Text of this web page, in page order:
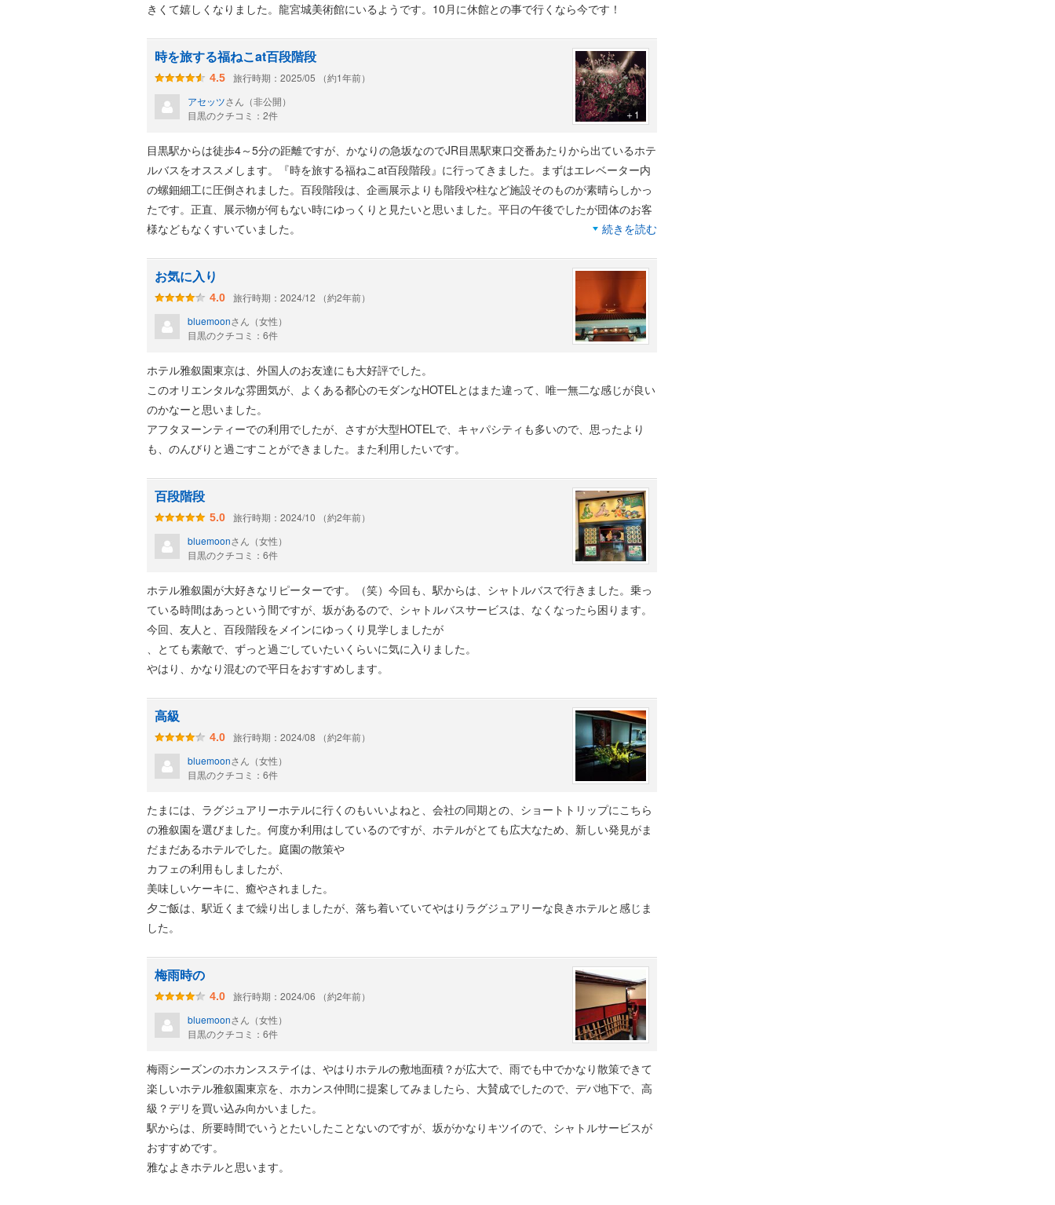
きくて嬉しくなりました。龍宮城美術館にいるようです。10月に休館との事で行くなら今です！
時を旅する福ねこat百段階段
4.5
旅行時期：2025/05 （約1年前）
アセッツさん（非公開）
目黒のクチコミ：2件
＋1
目黒駅からは徒歩4～5分の距離ですが、かなりの急坂なのでJR目黒駅東口交番あたりから出ているホテ
ルバスをオススメします。『時を旅する福ねこat百段階段』に行ってきました。まずはエレベーター内
の螺鈿細工に圧倒されました。百段階段は、企画展示よりも階段や柱など施設そのものが素晴らしかっ
たです。正直、展示物が何もない時にゆっくりと見たいと思いました。平日の午後でしたが団体のお客
様などもなくすいていました。
続きを読む
お気に入り
4.0
旅行時期：2024/12 （約2年前）
bluemoonさん（女性）
目黒のクチコミ：6件
ホテル雅叙園東京は、外国人のお友達にも大好評でした。
このオリエンタルな雰囲気が、よくある都心のモダンなHOTELとはまた違って、唯一無二な感じが良い
のかなーと思いました。
アフタヌーンティーでの利用でしたが、さすが大型HOTELで、キャパシティも多いので、思ったより
も、のんびりと過ごすことができました。また利用したいです。
百段階段
5.0
旅行時期：2024/10 （約2年前）
bluemoonさん（女性）
目黒のクチコミ：6件
ホテル雅叙園が大好きなリピーターです。（笑）今回も、駅からは、シャトルバスで行きました。乗っ
ている時間はあっという間ですが、坂があるので、シャトルバスサービスは、なくなったら困ります。
今回、友人と、百段階段をメインにゆっくり見学しましたが
、とても素敵で、ずっと過ごしていたいくらいに気に入りました。
やはり、かなり混むので平日をおすすめします。
高級
4.0
旅行時期：2024/08 （約2年前）
bluemoonさん（女性）
目黒のクチコミ：6件
たまには、ラグジュアリーホテルに行くのもいいよねと、会社の同期との、ショートトリップにこちら
の雅叙園を選びました。何度か利用はしているのですが、ホテルがとても広大なため、新しい発見がま
だまだあるホテルでした。庭園の散策や
カフェの利用もしましたが、
美味しいケーキに、癒やされました。
夕ご飯は、駅近くまで繰り出しましたが、落ち着いていてやはりラグジュアリーな良きホテルと感じま
した。
梅雨時の
4.0
旅行時期：2024/06 （約2年前）
bluemoonさん（女性）
目黒のクチコミ：6件
梅雨シーズンのホカンスステイは、やはりホテルの敷地面積？が広大で、雨でも中でかなり散策できて
楽しいホテル雅叙園東京を、ホカンス仲間に提案してみましたら、大賛成でしたので、デパ地下で、高
級？デリを買い込み向かいました。
駅からは、所要時間でいうとたいしたことないのですが、坂がかなりキツイので、シャトルサービスが
おすすめです。
雅なよきホテルと思います。